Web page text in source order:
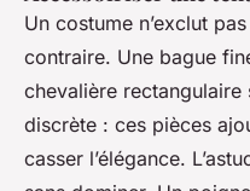
Un costume n’exclut
contraire. Une bague
chevalière
discrète : ces pièces
casser l’élégance.